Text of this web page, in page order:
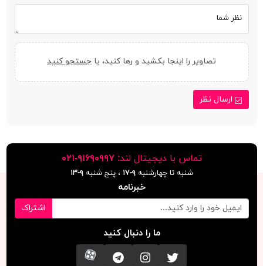
نظر شما
تصاویر را اینجا بکشید و رها کنید، یا جستجو کنید
ارسال نظر
تماس با دیجیتال لند:٩١۶٩٠٩٩٧-٠٢١
شنبه تا چهارشنبه۹-۱۷ ، پنج شنبه۹-١٣
خبرنامه
اشتراک
ما را دنبال کنید
تویتر اینستاگرامکانال تلگرام
آپارات